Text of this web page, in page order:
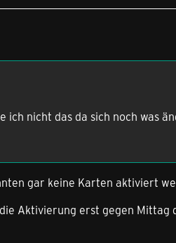
nicht das da sich noch was
gar keine Karten aktiviert
Aktivierung erst gegen Mittag